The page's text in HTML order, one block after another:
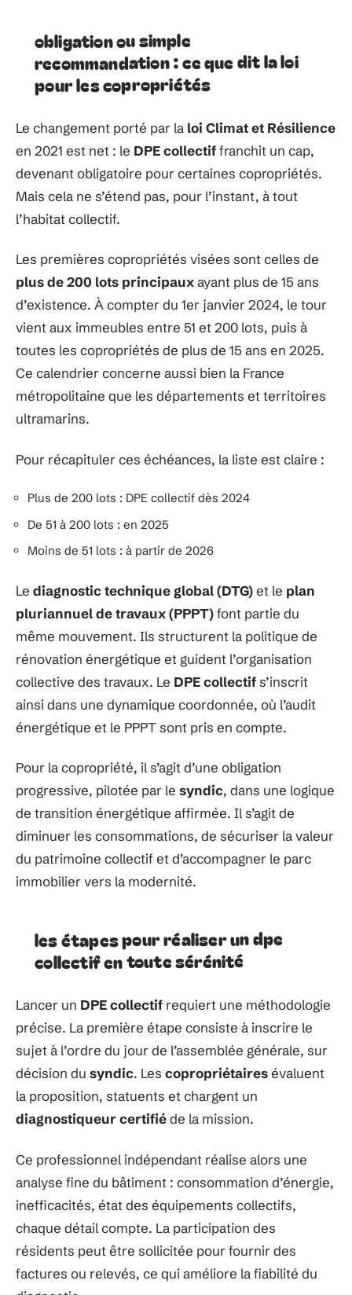
obligation ou simple
recommandation : ce que dit la loi
pour les copropriétés
Le changement porté par la loi Climat et Résilience
en 2021 est net : le DPE collectiffranchit un cap,
devenant obligatoire pour certaines copropriétés.
Mais cela ne s’étend pas, pour l’instant, à tout
l’habitat collectif.
Les premières copropriétés visées sont celles de
plus de 200 lots principauxayant plus de 15 ans
d’existence. À compter du 1er janvier 2024, le tour
vient aux immeubles entre 51 et 200 lots, puis à
toutes les copropriétés de plus de 15 ans en 2025.
Ce calendrier concerne aussi bien la France
métropolitaine que les départements et territoires
ultramarins.
Pour récapituler ces échéances, la liste est claire :
Plus de 200 lots : DPE collectif dès 2024
De 51 à 200 lots : en 2025
Moins de 51 lots : à partir de 2026
Le diagnostic technique global (DTG)et le plan
pluriannuel de travaux (PPPT)font partie du
même mouvement. Ils structurent la politique de
rénovation énergétique et guident l’organisation
collective des travaux. Le DPE collectifs’inscrit
ainsi dans une dynamique coordonnée, où l’audit
énergétique et le PPPT sont pris en compte.
Pour la copropriété, il s’agit d’une obligation
progressive, pilotée par le syndic, dans une logique
de transition énergétique affirmée. Il s’agit de
diminuer les consommations, de sécuriser la valeur
du patrimoine collectif et d’accompagner le parc
immobilier vers la modernité.
les étapes pour réaliser un dpe
collectif en toute sérénité
Lancer un DPE collectif requiert une méthodologie
précise. La première étape consiste à inscrire le
sujet à l’ordre du jour de l’assemblée générale, sur
décision du syndic. Les copropriétairesévaluent
la proposition, statuents et chargent un
diagnostiqueur certifiéde la mission.
Ce professionnel indépendant réalise alors une
analyse fine du bâtiment : consommation d’énergie,
inefficacités, état des équipements collectifs,
chaque détail compte. La participation des
résidents peut être sollicitée pour fournir des
factures ou relevés, ce qui améliore la fiabilité du